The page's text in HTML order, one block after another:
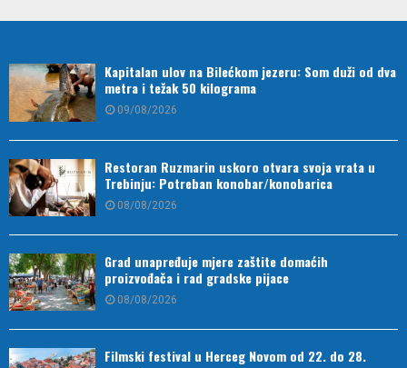
Kapitalan ulov na Bilećkom jezeru: Som duži od dva
metra i težak 50 kilograma
09/08/2026
Restoran Ruzmarin uskoro otvara svoja vrata u
Trebinju: Potreban konobar/konobarica
08/08/2026
Grad unapređuje mjere zaštite domaćih
proizvođača i rad gradske pijace
08/08/2026
Filmski festival u Herceg Novom od 22. do 28.